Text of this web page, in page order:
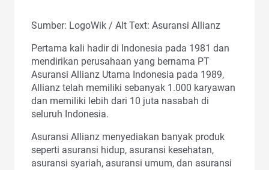
Sumber: LogoWik / Alt Text: Asuransi Allianz
Pertama kali hadir di Indonesia pada 1981 dan
mendirikan perusahaan yang bernama PT
Asuransi Allianz Utama Indonesia pada 1989,
Allianz telah memiliki sebanyak 1.000 karyawan
dan memiliki lebih dari 10 juta nasabah di
seluruh Indonesia.
Asuransi Allianz menyediakan banyak produk
seperti asuransi hidup, asuransi kesehatan,
asuransi syariah, asuransi umum, dan asuransi